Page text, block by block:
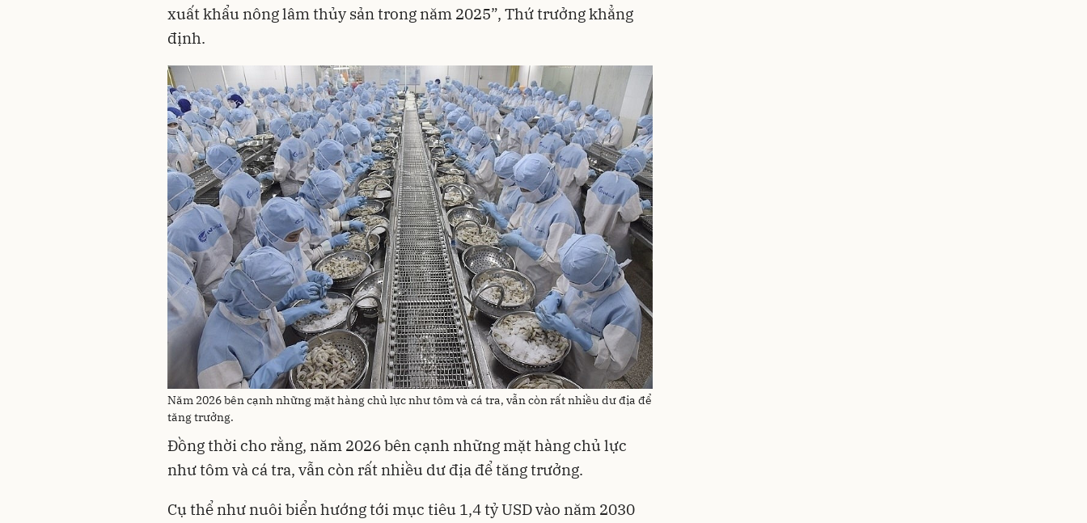
xuất khẩu nông lâm thủy sản trong năm 2025”, Thứ trưởng khẳng
định.
Năm 2026 bên cạnh những mặt hàng chủ lực như tôm và cá tra, vẫn còn rất nhiều dư địa để
tăng trưởng.
Đồng thời cho rằng, năm 2026 bên cạnh những mặt hàng chủ lực
như tôm và cá tra, vẫn còn rất nhiều dư địa để tăng trưởng.
Cụ thể như nuôi biển hướng tới mục tiêu 1,4 tỷ USD vào năm 2030